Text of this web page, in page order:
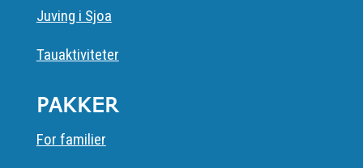
Juving i Sjoa
Tauaktiviteter
PAKKER
For familier